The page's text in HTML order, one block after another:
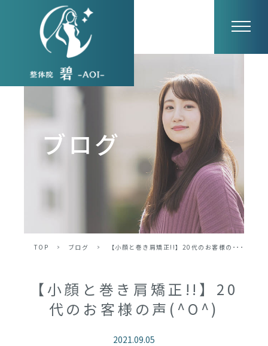
ブログ
TOP > ブログ > 【小顔と巻き肩矯正!!】20代のお客様の･･･
【小顔と巻き肩矯正!!】20
代のお客様の声(^O^)
2021.09.05